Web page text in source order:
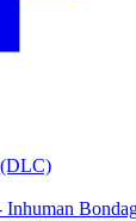
(DLC)